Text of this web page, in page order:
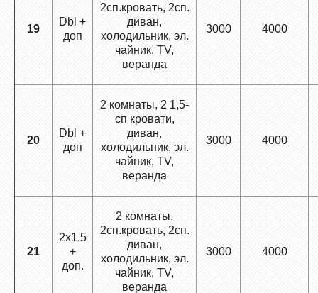
19
Dbl +
доп
2сп.кровать, 2сп.
диван,
холодильник, эл.
чайник, TV,
веранда
3000 4000
20
Dbl +
доп
2 комнаты, 2 1,5-
сп кровати,
диван,
холодильник, эл.
чайник, TV,
веранда
3000 4000
21
2х1.5
+
доп.
2 комнаты,
2сп.кровать, 2сп.
диван,
холодильник, эл.
чайник, TV,
веранда
3000 4000